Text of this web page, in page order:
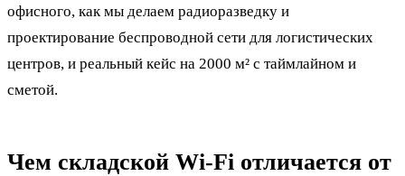
офисного, как мы делаем радиоразведку и
проектирование беспроводной сети для логистических
центров, и реальный кейс на 2000 м² с таймлайном и
сметой.
Чем складской Wi-Fi отличается от